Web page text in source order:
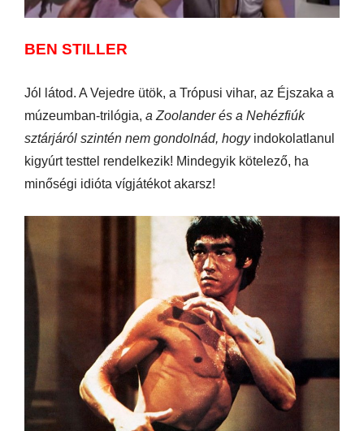
BEN STILLER
Jól látod. A Vejedre ütök, a Trópusi vihar, az Éjszaka a
múzeumban-trilógia, a Zoolander és a Nehézfiúk
sztárjáról szintén nem gondolnád, hogyindokolatlanul
kigyúrt testtel rendelkezik! Mindegyik kötelező, ha
minőségi idióta vígjátékot akarsz!